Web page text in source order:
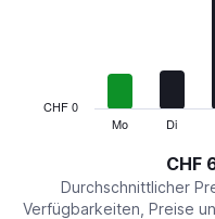
values.
Range:
Mo Di
CHF 0
CHF
Durchschnittlicher
Verfügbarkeiten, Preise